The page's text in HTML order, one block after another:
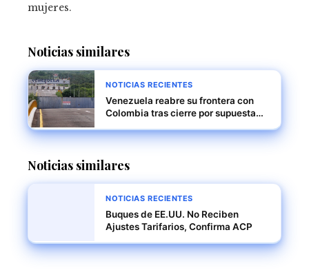
mujeres.
Noticias similares
NOTICIAS RECIENTES
Venezuela reabre su frontera con
Colombia tras cierre por supuesta
Noticias similares
NOTICIAS RECIENTES
Buques de EE.UU. No Reciben
Ajustes Tarifarios, Confirma ACP